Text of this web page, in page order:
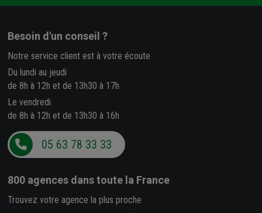
Besoin d'un conseil ?
Notre service client est à votre écoute
Du lundi au jeudi
de 8h à 12h et de 13h30 à 17h
Le vendredi
de 8h à 12h et de 13h30 à 16h
05 63 78 33 33
800 agences dans toute la France
Trouvez votre agence la plus proche